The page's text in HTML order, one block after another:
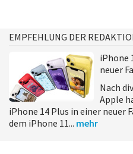
EMPFEHLUNG DER
iPhone
neuer
Nach
Apple
iPhone 14 Plus in einer neuer
dem iPhone 11... mehr